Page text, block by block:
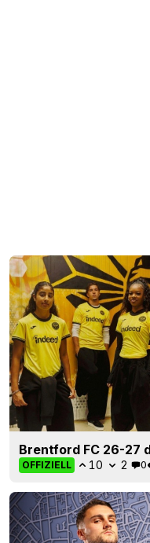
Brentford FC 26-
OFFIZIELL 10 2 0